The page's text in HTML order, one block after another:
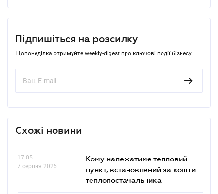
Підпишіться на розсилку
Щопонеділка отримуйте weekly-digest про ключові події бізнесу
Схожі новини
17.05
7 серпня 2026
Кому належатиме тепловий
пункт, встановлений за кошти
теплопостачальника